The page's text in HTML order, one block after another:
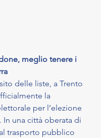
meglio tenere i
delle liste, a Trento
la
per l’elezione
In una città oberata di
trasporto pubblico